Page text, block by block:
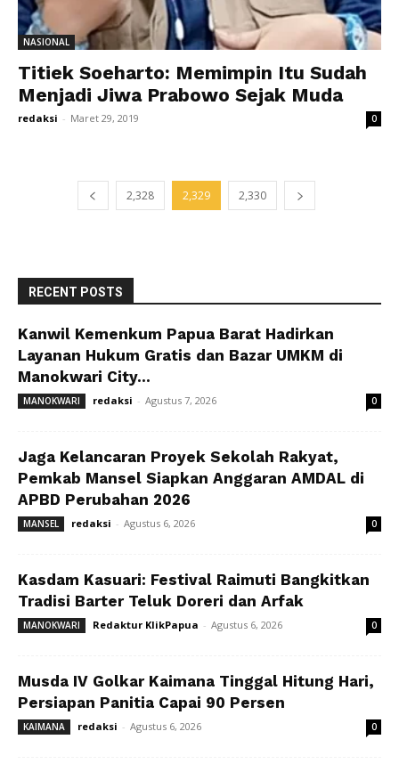
NASIONAL
Titiek Soeharto: Memimpin Itu Sudah
Menjadi Jiwa Prabowo Sejak Muda
redaksi - Maret 29, 2019 0
2,328 2,329 2,330
RECENT POSTS
Kanwil Kemenkum Papua Barat Hadirkan
Layanan Hukum Gratis dan Bazar UMKM di
Manokwari City...
MANOKWARI redaksi - Agustus 7, 2026 0
Jaga Kelancaran Proyek Sekolah Rakyat,
Pemkab Mansel Siapkan Anggaran AMDAL di
APBD Perubahan 2026
MANSEL redaksi - Agustus 6, 2026 0
Kasdam Kasuari: Festival Raimuti Bangkitkan
Tradisi Barter Teluk Doreri dan Arfak
MANOKWARI Redaktur KlikPapua - Agustus 6, 2026 0
Musda IV Golkar Kaimana Tinggal Hitung Hari,
Persiapan Panitia Capai 90 Persen
KAIMANA redaksi - Agustus 6, 2026 0